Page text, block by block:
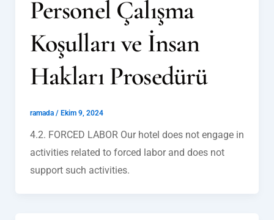
Personel Çalışma
Koşulları ve İnsan
Hakları Prosedürü
ramada / Ekim 9, 2024
4.2. FORCED LABOR Our hotel does not engage in
activities related to forced labor and does not
support such activities.